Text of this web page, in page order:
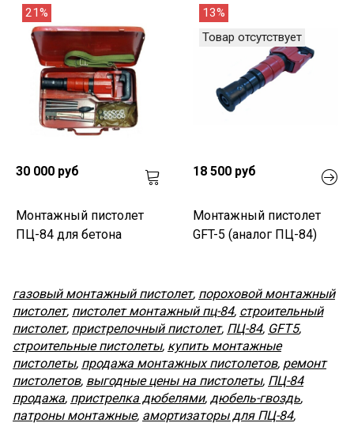
21%
30 000 руб
Монтажный пистолет
ПЦ-84 для бетона
13%
Товар отсутствует
18 500 руб
Монтажный пистолет
GFT-5 (аналог ПЦ-84)
газовый монтажный пистолет, пороховой монтажный
пистолет, пистолет монтажный пц-84, строительный
пистолет, пристрелочный пистолет, ПЦ-84, GFT5,
строительные пистолеты, купить монтажные
пистолеты, продажа монтажных пистолетов, ремонт
пистолетов, выгодные цены на пистолеты, ПЦ-84
продажа, пристрелка дюбелями, дюбель-гвоздь,
патроны монтажные, амортизаторы для ПЦ-84,